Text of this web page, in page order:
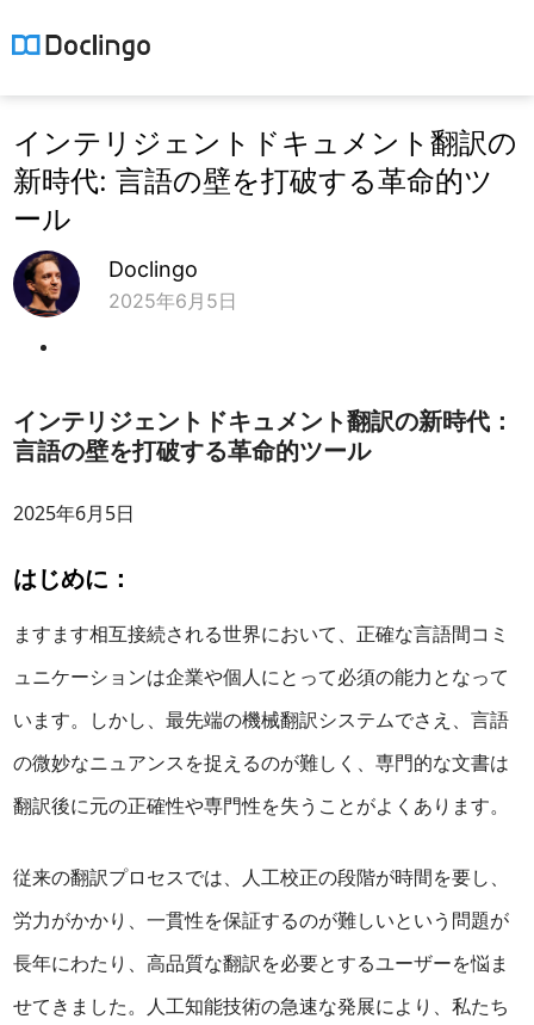
インテリジェントドキュメント翻訳の
新時代: 言語の壁を打破する革命的ツ
ール
Doclingo
2025年6月5日
インテリジェントドキュメント翻訳の新時代：
言語の壁を打破する革命的ツール
2025年6月5日
はじめに：
ますます相互接続される世界において、正確な言語間コミ
ュニケーションは企業や個人にとって必須の能力となって
います。しかし、最先端の機械翻訳システムでさえ、言語
の微妙なニュアンスを捉えるのが難しく、専門的な文書は
翻訳後に元の正確性や専門性を失うことがよくあります。
従来の翻訳プロセスでは、人工校正の段階が時間を要し、
労力がかかり、一貫性を保証するのが難しいという問題が
長年にわたり、高品質な翻訳を必要とするユーザーを悩ま
せてきました。人工知能技術の急速な発展により、私たち